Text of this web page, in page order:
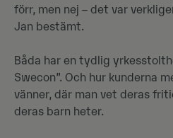
förr, men nej – det var
Jan bestämt.
Båda har en tydlig
Swecon”. Och hur kunderna
vänner, där man vet deras
deras barn heter.